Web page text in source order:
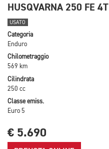
HUSQVARNA 250 FE 4T
USATO
Categoria
Enduro
Chilometraggio
569 km
Cilindrata
250 cc
Classe emiss.
Euro 5
€ 5.690